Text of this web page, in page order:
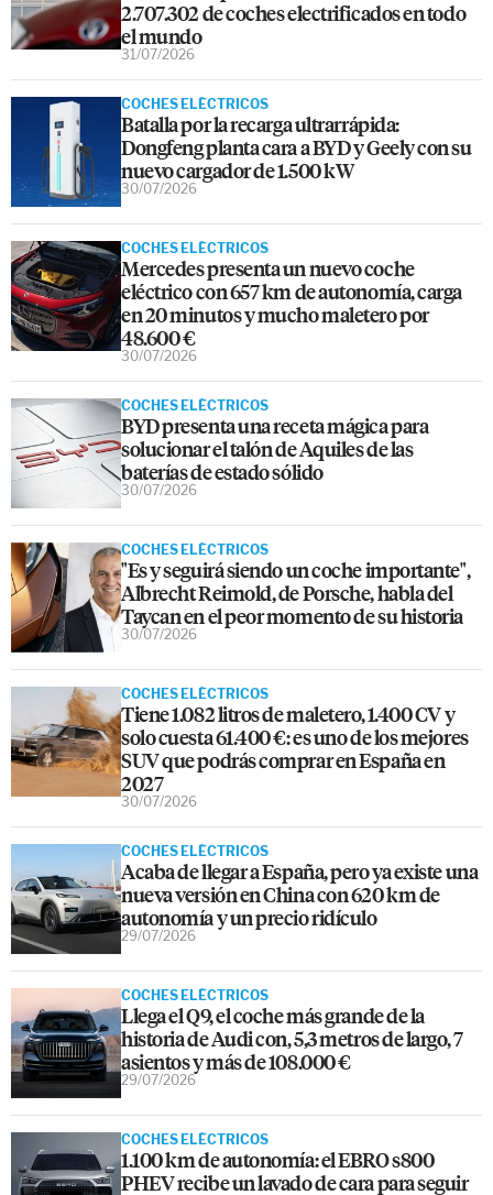
2.707.302 de coches electrificados en todo
el mundo
31/07/2026
COCHES ELÉCTRICOS
Batalla por la recarga ultrarrápida:
Dongfeng planta cara a BYD y Geely con su
nuevo cargador de 1.500 kW
30/07/2026
COCHES ELÉCTRICOS
Mercedes presenta un nuevo coche
eléctrico con 657 km de autonomía, carga
en 20 minutos y mucho maletero por
48.600 €
30/07/2026
COCHES ELÉCTRICOS
BYD presenta una receta mágica para
solucionar el talón de Aquiles de las
baterías de estado sólido
30/07/2026
COCHES ELÉCTRICOS
"Es y seguirá siendo un coche importante",
Albrecht Reimold, de Porsche, habla del
Taycan en el peor momento de su historia
30/07/2026
COCHES ELÉCTRICOS
Tiene 1.082 litros de maletero, 1.400 CV y
solo cuesta 61.400 €: es uno de los mejores
SUV que podrás comprar en España en
2027
30/07/2026
COCHES ELÉCTRICOS
Acaba de llegar a España, pero ya existe una
nueva versión en China con 620 km de
autonomía y un precio ridículo
29/07/2026
COCHES ELÉCTRICOS
Llega el Q9, el coche más grande de la
historia de Audi con, 5,3 metros de largo, 7
asientos y más de 108.000 €
29/07/2026
COCHES ELÉCTRICOS
1.100 km de autonomía: el EBRO s800
PHEV recibe un lavado de cara para seguir